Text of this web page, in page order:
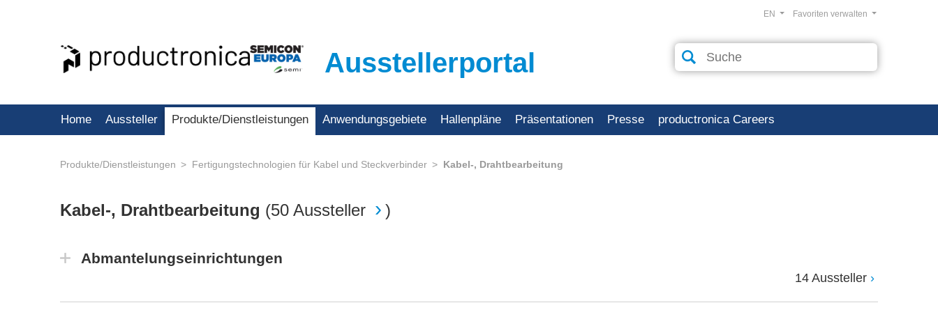
Ausstellerportal
Favoriten verwalten
EN
Home Aussteller Produkte/Dienstleistungen Anwendungsgebiete Hallenpläne Präsentationen Presse productronica Careers
Produkte/Dienstleistungen Fertigungstechnologien für Kabel und Steckverbinder Kabel-, Drahtbearbeitung
Kabel-, Drahtbearbeitung (50 Aussteller )
Abmantelungseinrichtungen
14 Aussteller